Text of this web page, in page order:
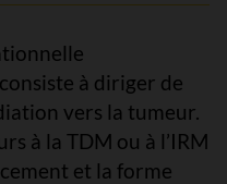
à diriger de
vers la tumeur.
à la TDM ou à l’IRM
et la forme